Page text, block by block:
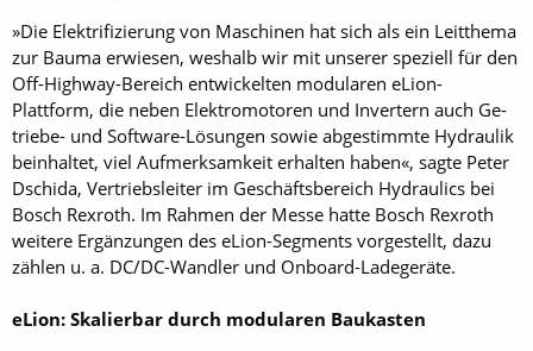
»Die Elektrifizierung von Maschinen hat sich als ein Leitthema
zur Bauma erwiesen, weshalb wir mit unserer speziell für den
Off-Highway-Bereich entwickelten modularen eLion-
Plattform, die neben Elektromotoren und Invertern auch Ge­
triebe- und Software-Lösungen sowie abgestimmte Hydraulik
beinhaltet, viel Aufmerksamkeit erhalten haben«, sagte Peter
Dschida, Vertriebsleiter im Geschäftsbereich Hydraulics bei
Bosch Rexroth. Im Rahmen der Messe hatte Bosch Rexroth
weitere Ergänzungen des eLion-Segments vorgestellt, dazu
zählen u. a. DC/DC-Wandler und Onboard-Lade­geräte.
eLion: Skalierbar durch modularen Baukasten